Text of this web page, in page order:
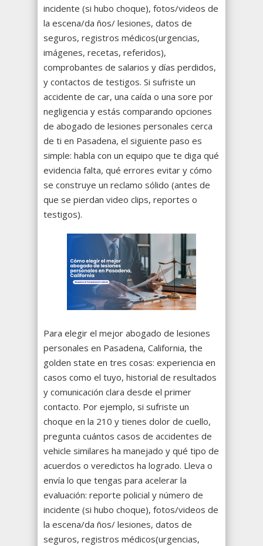
incidente (si hubo choque), fotos/videos de
la escena/da ños/ lesiones, datos de
seguros, registros médicos(urgencias,
imágenes, recetas, referidos),
comprobantes de salarios y días perdidos,
y contactos de testigos. Si sufriste un
accidente de car, una caída o una sore por
negligencia y estás comparando opciones
de abogado de lesiones personales cerca
de ti en Pasadena, el siguiente paso es
simple: habla con un equipo que te diga qué
evidencia falta, qué errores evitar y cómo
se construye un reclamo sólido (antes de
que se pierdan video clips, reportes o
testigos).
Para elegir el mejor abogado de lesiones
personales en Pasadena, California, the
golden state en tres cosas: experiencia en
casos como el tuyo, historial de resultados
y comunicación clara desde el primer
contacto. Por ejemplo, si sufriste un
choque en la 210 y tienes dolor de cuello,
pregunta cuántos casos de accidentes de
vehicle similares ha manejado y qué tipo de
acuerdos o veredictos ha logrado. Lleva o
envía lo que tengas para acelerar la
evaluación: reporte policial y número de
incidente (si hubo choque), fotos/videos de
la escena/da ños/ lesiones, datos de
seguros, registros médicos(urgencias,